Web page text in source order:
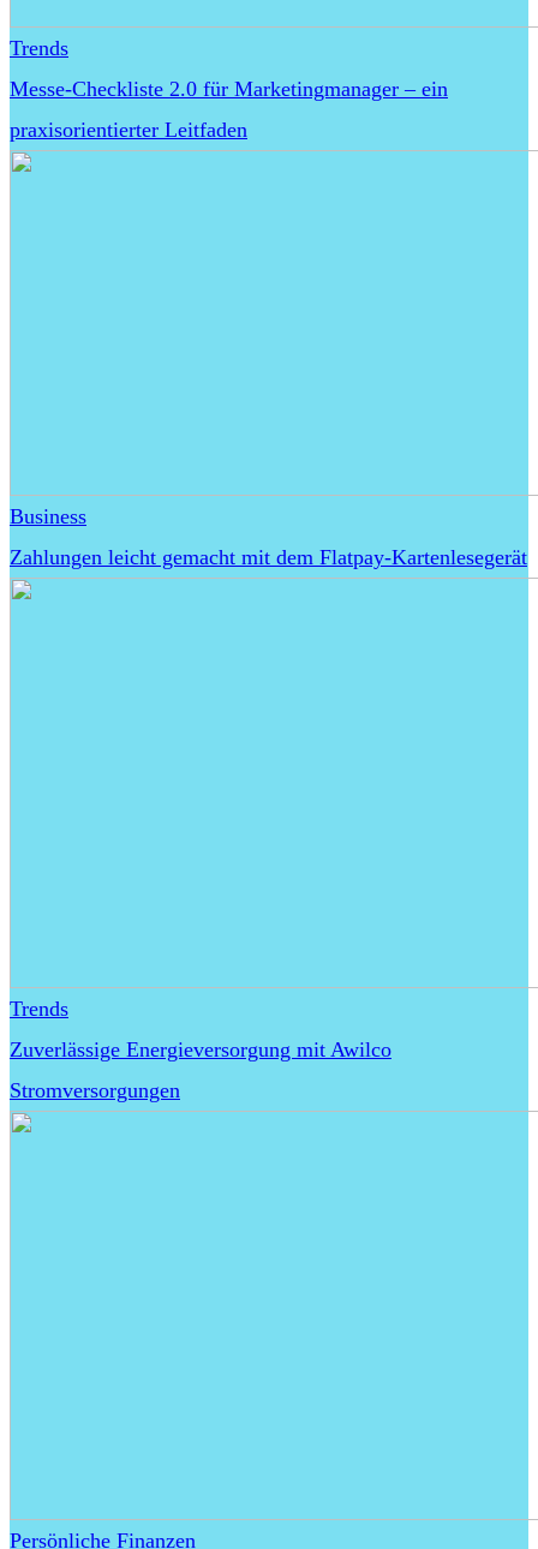
Trends
Messe-Checkliste 2.0 für Marketingmanager – ein
praxisorientierter Leitfaden
Business
Zahlungen leicht gemacht mit dem Flatpay-Kartenlesegerät
Trends
Zuverlässige Energieversorgung mit Awilco
Stromversorgungen
Persönliche Finanzen